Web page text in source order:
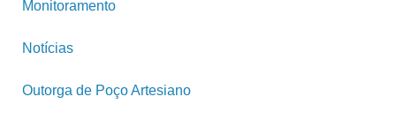
Monitoramento
Notícias
Outorga de Poço Artesiano